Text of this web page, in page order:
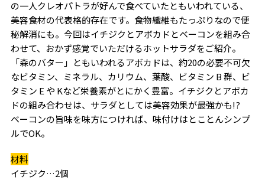
の一人クレオパトラが好んで食べていたともいわれている、
美容食材の代表格的存在です。 食物繊維もたっぷりなので便
秘解消にも。今回はイチジクとアボカドとベーコンを組み合
わせて、おかず感覚でいただけるホットサラダをご紹介。
「森のバター」ともいわれるアボカドは、約20の必要不可欠
なビタミン、ミネラル、カリウム、葉酸、ビタミン B 群、ビ
タミン E や Kなど栄養素がとにかく豊富。イチジクとアボカ
ドの組み合わせは、サラダとしては美容効果が最強かも!?
ベーコンの旨味を味方につければ、味付けはとことんシンプ
ルでOK。
材料
イチジク…2個